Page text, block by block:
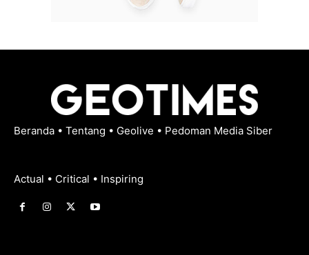
Beranda • Tentang • Geolive • Pedoman Media Siber
Actual • Critical • Inspiring